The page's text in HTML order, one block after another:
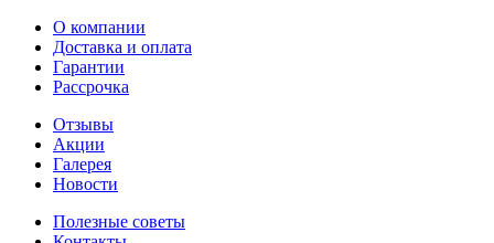
О компании
Доставка и оплата
Гарантии
Рассрочка
Отзывы
Акции
Галерея
Новости
Полезные советы